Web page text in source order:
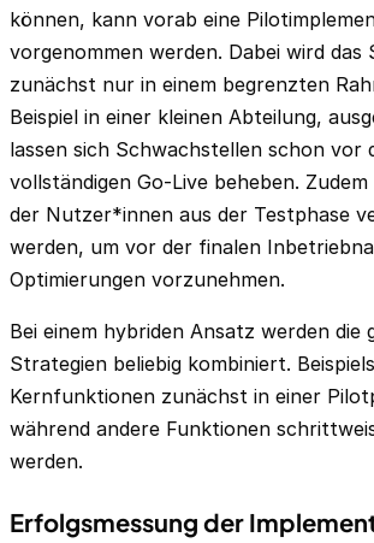
können, kann vorab eine
vorgenommen werden. Dabei wird das
zunächst nur in einem begrenzten
Beispiel in einer kleinen Abteilung,
lassen sich Schwachstellen schon vor
vollständigen Go-Live beheben.
der Nutzer*innen aus der Testphase
werden, um vor der finalen
Optimierungen vorzunehmen.
Bei einem hybriden Ansatz werden die
Strategien beliebig kombiniert.
Kernfunktionen zunächst in einer
während andere Funktionen
werden.
Erfolgsmessung der